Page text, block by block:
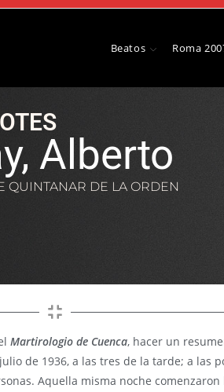
Beatos Roma
Alberto
QUINTANAR DE LA ORDEN
Martirologio de Cuenca, hacer un
de 1936, a las tres de la tarde; a las
Aquella misma noche